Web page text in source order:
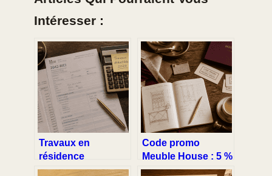
Intéresser :
Travaux en
résidence
principale : 4 aides
Code promo
Meuble House : 5 %
de remise